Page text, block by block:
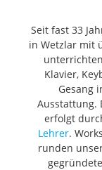
Seit fast 33
in Wetzlar mit
Klavier,
Gesang
Ausstattung.
erfolgt
Lehrer.
runden
gegründete